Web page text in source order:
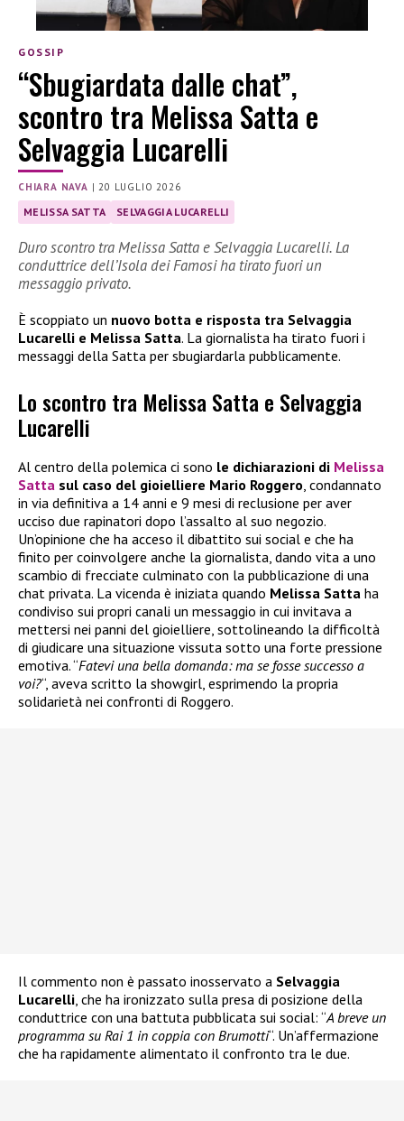
GOSSIP
“Sbugiardata dalle chat”,
scontro tra Melissa Satta e
Selvaggia Lucarelli
CHIARA NAVA | 20 LUGLIO 2026
MELISSA SATTA SELVAGGIA LUCARELLI
Duro scontro tra Melissa Satta e Selvaggia Lucarelli. La
conduttrice dell’Isola dei Famosi ha tirato fuori un
messaggio privato.
È scoppiato un nuovo botta e risposta tra Selvaggia
Lucarelli e Melissa Satta. La giornalista ha tirato fuori i
messaggi della Satta per sbugiardarla pubblicamente.
Lo scontro tra Melissa Satta e Selvaggia
Lucarelli
Al centro della polemica ci sono le dichiarazioni di Melissa
Satta sul caso del gioielliere Mario Roggero , condannato
in via definitiva a 14 anni e 9 mesi di reclusione per aver
ucciso due rapinatori dopo l’assalto al suo negozio.
Un’opinione che ha acceso il dibattito sui social e che ha
finito per coinvolgere anche la giornalista, dando vita a uno
scambio di frecciate culminato con la pubblicazione di una
chat privata. La vicenda è iniziata quando Melissa Satta ha
condiviso sui propri canali un messaggio in cui invitava a
mettersi nei panni del gioielliere, sottolineando la difficoltà
di giudicare una situazione vissuta sotto una forte pressione
emotiva. “Fatevi una bella domanda: ma se fosse successo a
voi?“, aveva scritto la showgirl, esprimendo la propria
solidarietà nei confronti di Roggero.
Il commento non è passato inosservato a Selvaggia
Lucarelli , che ha ironizzato sulla presa di posizione della
conduttrice con una battuta pubblicata sui social: “A breve un
programma su Rai 1 in coppia con Brumotti“. Un’affermazione
che ha rapidamente alimentato il confronto tra le due.